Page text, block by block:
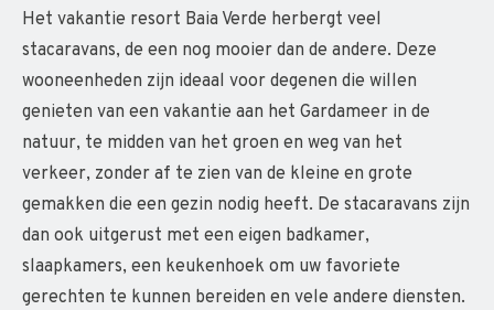
Het vakantie resort Baia Verde herbergt veel
stacaravans, de een nog mooier dan de andere. Deze
wooneenheden zijn ideaal voor degenen die willen
genieten van een vakantie aan het Gardameer in de
natuur, te midden van het groen en weg van het
verkeer, zonder af te zien van de kleine en grote
gemakken die een gezin nodig heeft. De stacaravans zijn
dan ook uitgerust met een eigen badkamer,
slaapkamers, een keukenhoek om uw favoriete
gerechten te kunnen bereiden en vele andere diensten.